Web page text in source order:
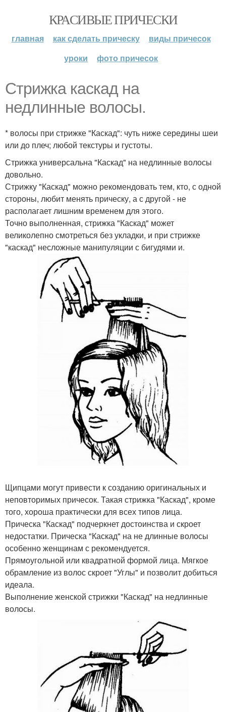
КРАСИВЫЕ ПРИЧЕСКИ
главная как сделать прическу
виды причесок
уроки
фото причесок
Стрижка каскад на
недлинные волосы.
* волосы при стрижке "Каскад": чуть ниже середины шеи
или до плеч; любой текстуры и густоты.
Стрижка универсальна "Каскад" на недлинные волосы
довольно.
Стрижку "Каскад" можно рекомендовать тем, кто, с одной
стороны, любит менять прическу, а с другой - не
располагает лишним временем для этого.
Точно выполненная, стрижка "Каскад" может
великолепно смотреться без укладки, и при стрижке
"каскад" несложные манипуляции с бигудями и.
Щипцами могут привести к созданию оригинальных и
неповторимых причесок. Такая стрижка "Каскад", кроме
того, хороша практически для всех типов лица.
Прическа "Каскад" подчеркнет достоинства и скроет
недостатки. Прическа "Каскад" на не длинные волосы
особенно женщинам с рекомендуется.
Прямоугольной или квадратной формой лица. Мягкое
обрамление из волос скроет "Углы" и позволит добиться
идеала.
Выполнение женской стрижки "Каскад" на недлинные
волосы.